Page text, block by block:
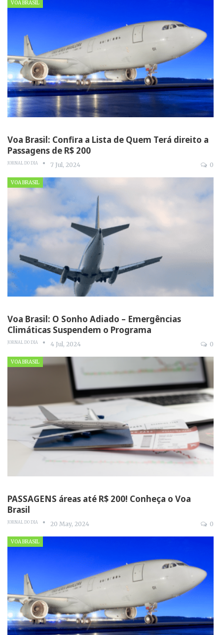
VOA BRASIL
Voa Brasil: Confira a Lista de Quem Terá direito a
Passagens de R$ 200
JORNAL DO DIA 7 Jul, 2024 0
VOA BRASIL
Voa Brasil: O Sonho Adiado – Emergências
Climáticas Suspendem o Programa
JORNAL DO DIA 4 Jul, 2024 0
VOA BRASIL
PASSAGENS áreas até R$ 200! Conheça o Voa
Brasil
JORNAL DO DIA 20 May, 2024 0
VOA BRASIL